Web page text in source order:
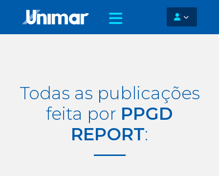
Todas as publicações
feita por PPGD
REPORT: